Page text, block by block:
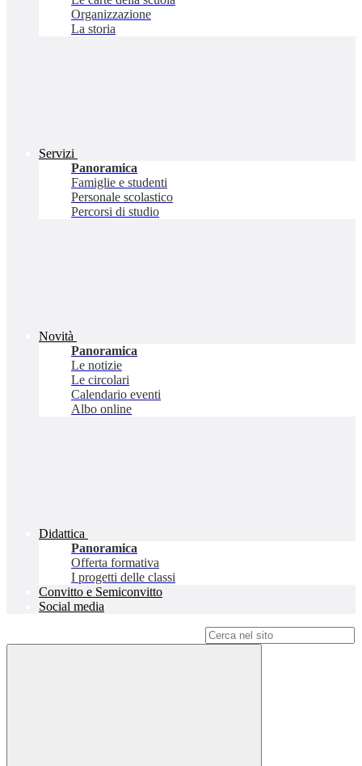
Organizzazione
La storia
Servizi
Panoramica
Famiglie e studenti
Personale scolastico
Percorsi di studio
Novità
Panoramica
Le notizie
Le circolari
Calendario eventi
Albo online
Didattica
Panoramica
Offerta formativa
I progetti delle classi
Convitto e Semiconvitto
Social media